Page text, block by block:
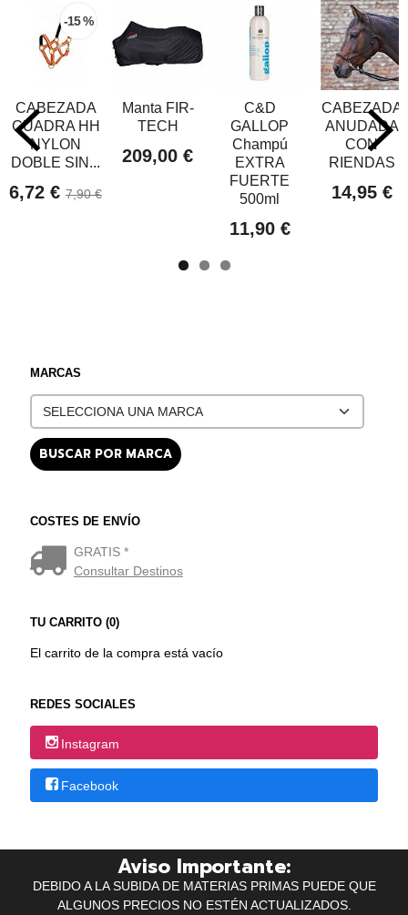
MARCAS
COSTES DE ENVÍO
GRATIS *
Consultar Destinos
TU CARRITO (0)
El carrito de la compra está vacío
REDES SOCIALES
Instagram
Facebook
-15 %
CABEZADA
CUADRA HH
NYLON
DOBLE SIN...
6,72 € 7,90 €
Manta FIR-
TECH
209,00 €
C&D
GALLOP
Champú
EXTRA
FUERTE
500ml
11,90 €
CABEZADA
ANUDADA
CON
RIENDAS
14,95 €
Aviso Importante:
DEBIDO A LA SUBIDA DE MATERIAS PRIMAS PUEDE QUE
ALGUNOS PRECIOS NO ESTÉN ACTUALIZADOS.